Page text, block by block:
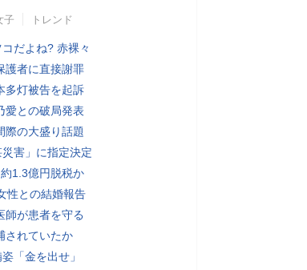
子 トレンド
だよね? 赤裸々
護者に直接謝罪
多灯被告を起訴
愛との破局発表
際の大盛り話題
害」に指定決定
1.3億円脱税か
性との結婚報告
師が患者を守る
されていたか
「金を出せ」